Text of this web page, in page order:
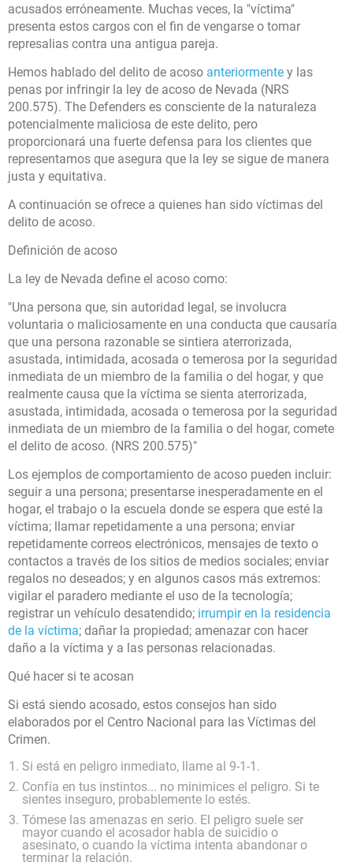
acusados erróneamente. Muchas veces, la "víctima"
presenta estos cargos con el fin de vengarse o tomar
represalias contra una antigua pareja.
Hemos hablado del delito de acoso anteriormente y las
penas por infringir la ley de acoso de Nevada (NRS
200.575). The Defenders es consciente de la naturaleza
potencialmente maliciosa de este delito, pero
proporcionará una fuerte defensa para los clientes que
representamos que asegura que la ley se sigue de manera
justa y equitativa.
A continuación se ofrece a quienes han sido víctimas del
delito de acoso.
Definición de acoso
La ley de Nevada define el acoso como:
"Una persona que, sin autoridad legal, se involucra
voluntaria o maliciosamente en una conducta que causaría
que una persona razonable se sintiera aterrorizada,
asustada, intimidada, acosada o temerosa por la seguridad
inmediata de un miembro de la familia o del hogar, y que
realmente causa que la víctima se sienta aterrorizada,
asustada, intimidada, acosada o temerosa por la seguridad
inmediata de un miembro de la familia o del hogar, comete
el delito de acoso. (NRS 200.575)"
Los ejemplos de comportamiento de acoso pueden incluir:
seguir a una persona; presentarse inesperadamente en el
hogar, el trabajo o la escuela donde se espera que esté la
víctima; llamar repetidamente a una persona; enviar
repetidamente correos electrónicos, mensajes de texto o
contactos a través de los sitios de medios sociales; enviar
regalos no deseados; y en algunos casos más extremos:
vigilar el paradero mediante el uso de la tecnología;
registrar un vehículo desatendido; irrumpir en la residencia
de la víctima; dañar la propiedad; amenazar con hacer
daño a la víctima y a las personas relacionadas.
Qué hacer si te acosan
Si está siendo acosado, estos consejos han sido
elaborados por el Centro Nacional para las Víctimas del
Crimen.
Si está en peligro inmediato, llame al 9-1-1.
Confía en tus instintos... no minimices el peligro. Si te
sientes inseguro, probablemente lo estés.
Tómese las amenazas en serio. El peligro suele ser
mayor cuando el acosador habla de suicidio o
asesinato, o cuando la víctima intenta abandonar o
terminar la relación.